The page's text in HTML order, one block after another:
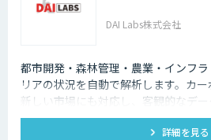
DAI Labs株式会社
都市開発・森林管理・農業・インフ
リアの状況を自動で解析します。カ
新しい市場にも対応し、客観的なデ
援します。
詳細を見る